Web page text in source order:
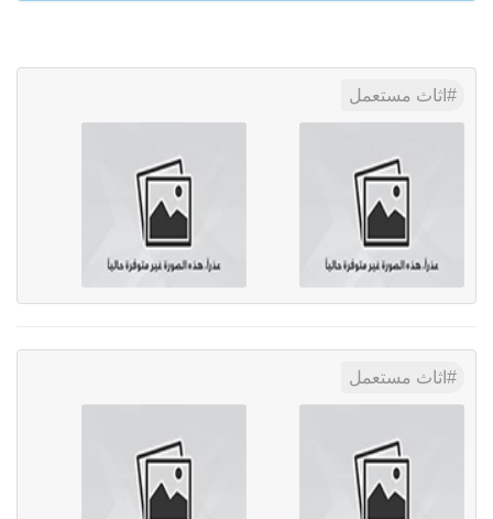
اثاث مستعمل
اثاث مستعمل